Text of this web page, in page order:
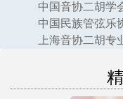
中国音协二胡学
中国民族管弦乐
上海音协二胡专